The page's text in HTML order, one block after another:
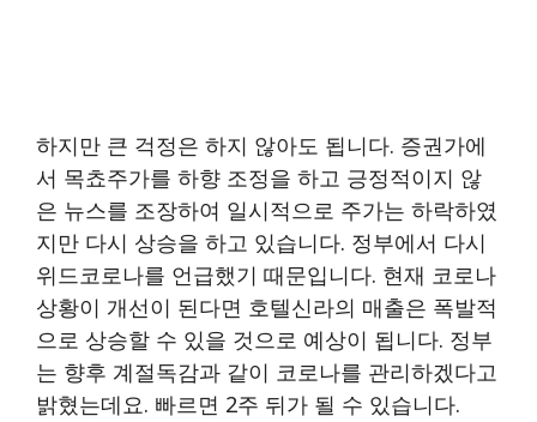
하지만 큰 걱정은 하지 않아도 됩니다. 증권가에
서 목쵸주가를 하향 조정을 하고 긍정적이지 않
은 뉴스를 조장하여 일시적으로 주가는 하락하였
지만 다시 상승을 하고 있습니다. 정부에서 다시
위드코로나를 언급했기 때문입니다. 현재 코로나
상황이 개선이 된다면 호텔신라의 매출은 폭발적
으로 상승할 수 있을 것으로 예상이 됩니다. 정부
는 향후 계절독감과 같이 코로나를 관리하겠다고
밝혔는데요. 빠르면 2주 뒤가 될 수 있습니다.